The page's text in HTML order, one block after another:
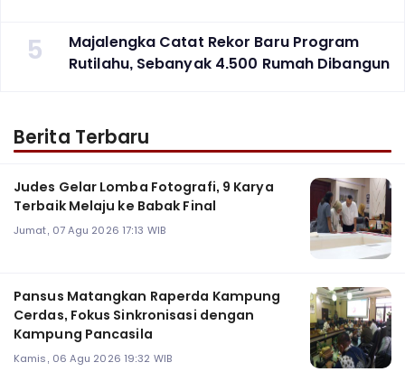
5
Majalengka Catat Rekor Baru Program
Rutilahu, Sebanyak 4.500 Rumah Dibangun
Berita Terbaru
Judes Gelar Lomba Fotografi, 9 Karya
Terbaik Melaju ke Babak Final
Jumat, 07 Agu 2026 17:13 WIB
Pansus Matangkan Raperda Kampung
Cerdas, Fokus Sinkronisasi dengan
Kampung Pancasila
Kamis, 06 Agu 2026 19:32 WIB